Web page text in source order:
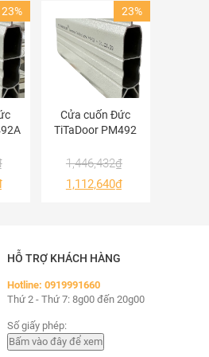
23% 23%
Cửa cuốn Đức
TiTaDoor PM492
1,446,432₫
1,112,640₫
HỖ TRỢ KHÁCH HÀNG
Hotline: 0919991660
Thứ 2 - Thứ 7: 8g00 đến 20g00
Số giấy phép: